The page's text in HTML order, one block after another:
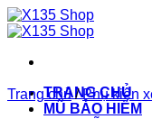
Chuyển
đến
dung
TRANG CHỦ
MŨ BẢO HIỂM
Trang chủ / Phụ kiện